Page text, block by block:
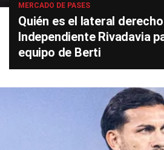
MERCADO DE PASES
Quién es el lateral
Independiente Rivadavia
equipo de Berti